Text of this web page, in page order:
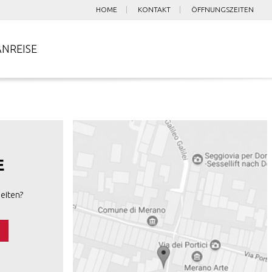
HOME KONTAKT ÖFFNUNGSZEITEN